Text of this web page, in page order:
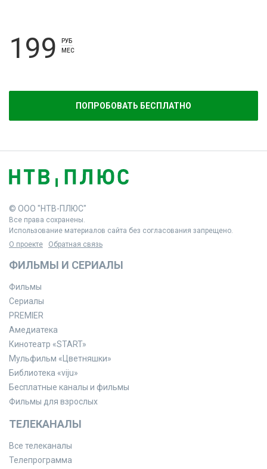
199
РУБ
МЕС
ПОПРОБОВАТЬ БЕСПЛАТНО
© ООО "НТВ-ПЛЮС"
Все права сохранены.
Использование материалов сайта без согласования запрещено.
О проекте
Обратная связь
ФИЛЬМЫ И СЕРИАЛЫ
Фильмы
Сериалы
PREMIER
Амедиатека
Кинотеатр «START»
Мульфильм «Цветняшки»
Библиотека «viju»
Бесплатные каналы и фильмы
Фильмы для взрослых
ТЕЛЕКАНАЛЫ
Все телеканалы
Телепрограмма